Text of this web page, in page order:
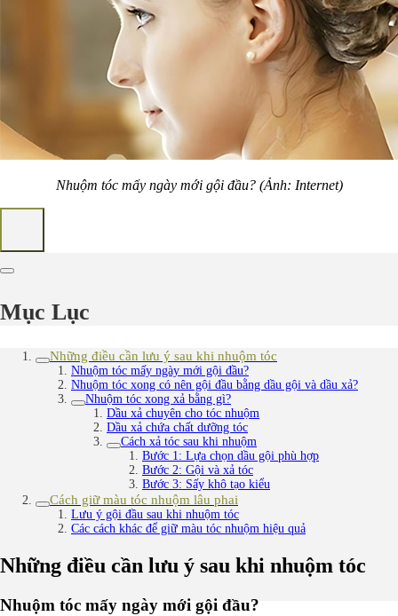
Nhuộm tóc mấy ngày mới gội đầu? (Ảnh: Internet)
Mục Lục
Những điều cần lưu ý sau khi nhuộm tóc
Nhuộm tóc mấy ngày mới gội đầu?
Nhuộm tóc xong có nên gội đầu bằng dầu gội và dầu xả?
Nhuộm tóc xong xả bằng gì?
Dầu xả chuyên cho tóc nhuộm
Dầu xả chứa chất dưỡng tóc
Cách xả tóc sau khi nhuộm
Bước 1: Lựa chọn dầu gội phù hợp
Bước 2: Gội và xả tóc
Bước 3: Sấy khô tạo kiểu
Cách giữ màu tóc nhuộm lâu phai
Lưu ý gội đầu sau khi nhuộm tóc
Các cách khác để giữ màu tóc nhuộm hiệu quả
Những điều cần lưu ý sau khi nhuộm tóc
Nhuộm tóc mấy ngày mới gội đầu?